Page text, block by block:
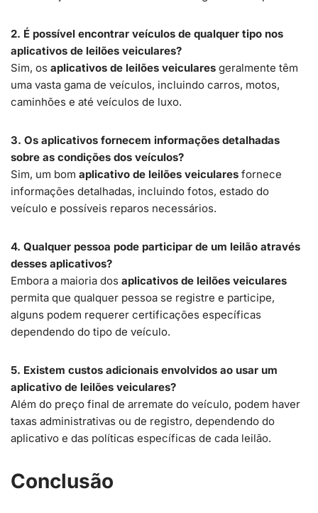
2. É possível encontrar veículos de qualquer tipo nos
aplicativos de leilões veiculares?
Sim, os aplicativos de leilões veiculares geralmente têm
uma vasta gama de veículos, incluindo carros, motos,
caminhões e até veículos de luxo.
3. Os aplicativos fornecem informações detalhadas
sobre as condições dos veículos?
Sim, um bom aplicativo de leilões veiculares fornece
informações detalhadas, incluindo fotos, estado do
veículo e possíveis reparos necessários.
4. Qualquer pessoa pode participar de um leilão através
desses aplicativos?
Embora a maioria dos aplicativos de leilões veiculares
permita que qualquer pessoa se registre e participe,
alguns podem requerer certificações específicas
dependendo do tipo de veículo.
5. Existem custos adicionais envolvidos ao usar um
aplicativo de leilões veiculares?
Além do preço final de arremate do veículo, podem haver
taxas administrativas ou de registro, dependendo do
aplicativo e das políticas específicas de cada leilão.
Conclusão